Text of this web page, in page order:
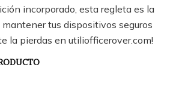
incorporado, esta regleta es la
tus dispositivos seguros
la pierdas en utiliofficerover.com!